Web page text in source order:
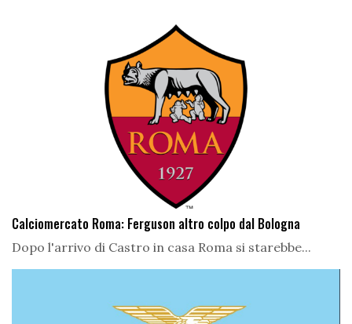
Calciomercato Roma: Ferguson altro colpo dal Bologna
Dopo l'arrivo di Castro in casa Roma si starebbe...